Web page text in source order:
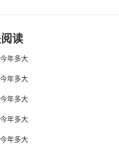
读
年多大
年多大
年多大
年多大
年多大